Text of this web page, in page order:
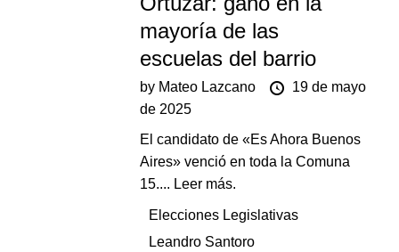
mayoría de las
escuelas del barrio
by Mateo Lazcano
19 de mayo
de 2025
El candidato de «Es Ahora Buenos
Aires» venció en toda la Comuna
15.... Leer más.
Elecciones Legislativas
Leandro Santoro